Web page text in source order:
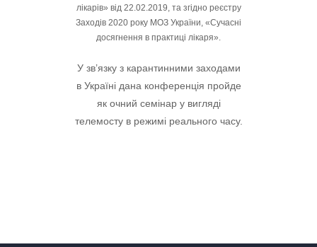
лікарів» від 22.02.2019, та згідно реєстру
Заходів 2020 року МОЗ України, «Сучасні
досягнення в практиці лікаря».
У зв’язку з карантинними заходами
в Україні дана конференція пройде
як очний семінар у вигляді
телемосту в режимі реального часу.